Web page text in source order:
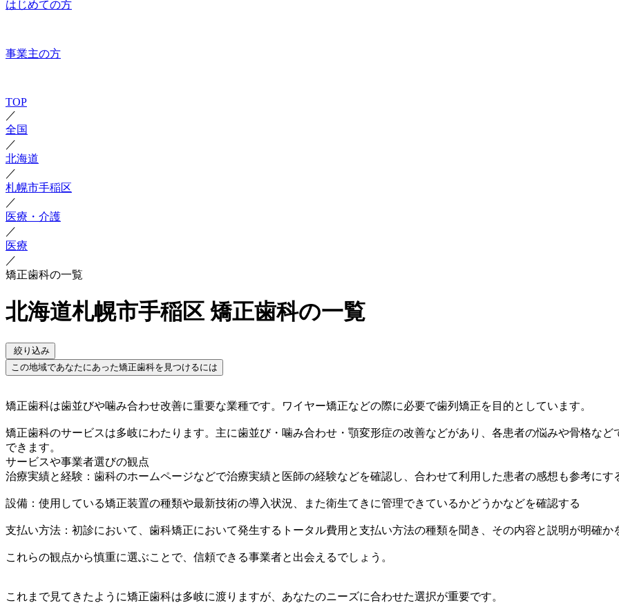
はじめての方
事業主の方
TOP
／
全国
／
北海道
／
札幌市手稲区
／
医療・介護
／
医療
／
矯正歯科の一覧
北海道札幌市手稲区 矯正歯科の一覧
絞り込み
この地域であなたにあった矯正歯科を見つけるには
矯正歯科は歯並びや噛み合わせ改善に重要な業種です。ワイヤー矯正などの際に必要で歯列矯正を目的としています。
矯正歯科のサービスは多岐にわたります。主に歯並び・噛み合わせ・顎変形症の改善などがあり、各患者の悩みや骨格な
できます。
サービスや事業者選びの観点
治療実績と経験：歯科のホームページなどで治療実績と医師の経験などを確認し、合わせて利用した患者の感想も参考に
設備：使用している矯正装置の種類や最新技術の導入状況、また衛生てきに管理できているかどうかなどを確認する
支払い方法：初診において、歯科矯正において発生するトータル費用と支払い方法の種類を聞き、その内容と説明が明確か
これらの観点から慎重に選ぶことで、信頼できる事業者と出会えるでしょう。
これまで見てきたように矯正歯科は多岐に渡りますが、あなたのニーズに合わせた選択が重要です。